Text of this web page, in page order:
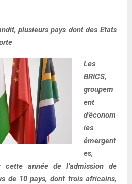
plusieurs pays dont des Etats
Les
BRICS,
groupem
ent
d’économ
ies
émergent
es,
cette année de l’admission de
de 10 pays, dont trois africains,